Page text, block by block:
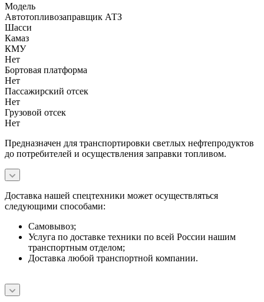
Модель
Автотопливозаправщик АТЗ
Шасси
Камаз
КМУ
Нет
Бортовая платформа
Нет
Пассажирский отсек
Нет
Грузовой отсек
Нет
Предназначен для транспортировки светлых нефтепродуктов
до потребителей и осуществления заправки топливом.
Доставка нашей спецтехники может осуществляться
следующими способами:
Самовывоз;
Услуга по доставке техники по всей России нашим
транспортным отделом;
Доставка любой транспортной компании.